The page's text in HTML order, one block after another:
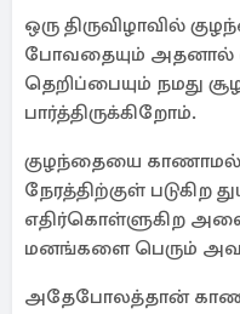
ஒரு திருவிழாவில்
போவதையும் அதனால்
தெறிப்பையும் நமது
பார்த்திருக்கிறோம்.
குழந்தையை காணாமல்
நேரத்திற்குள் படுகிற
எதிர்கொள்ளுகிற
மனங்களை பெரும்
அதேபோலத்தான்